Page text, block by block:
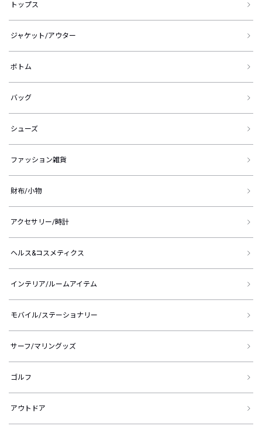
トップス
ジャケット/アウター
ボトム
バッグ
シューズ
ファッション雑貨
財布/小物
アクセサリー/時計
ヘルス&コスメティクス
インテリア/ルームアイテム
モバイル/ステーショナリー
サーフ/マリングッズ
ゴルフ
アウトドア